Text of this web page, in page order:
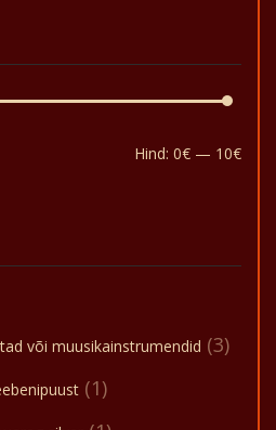
Hind: 0€ — 10€
või muusikainstrumendid (3)
(1)